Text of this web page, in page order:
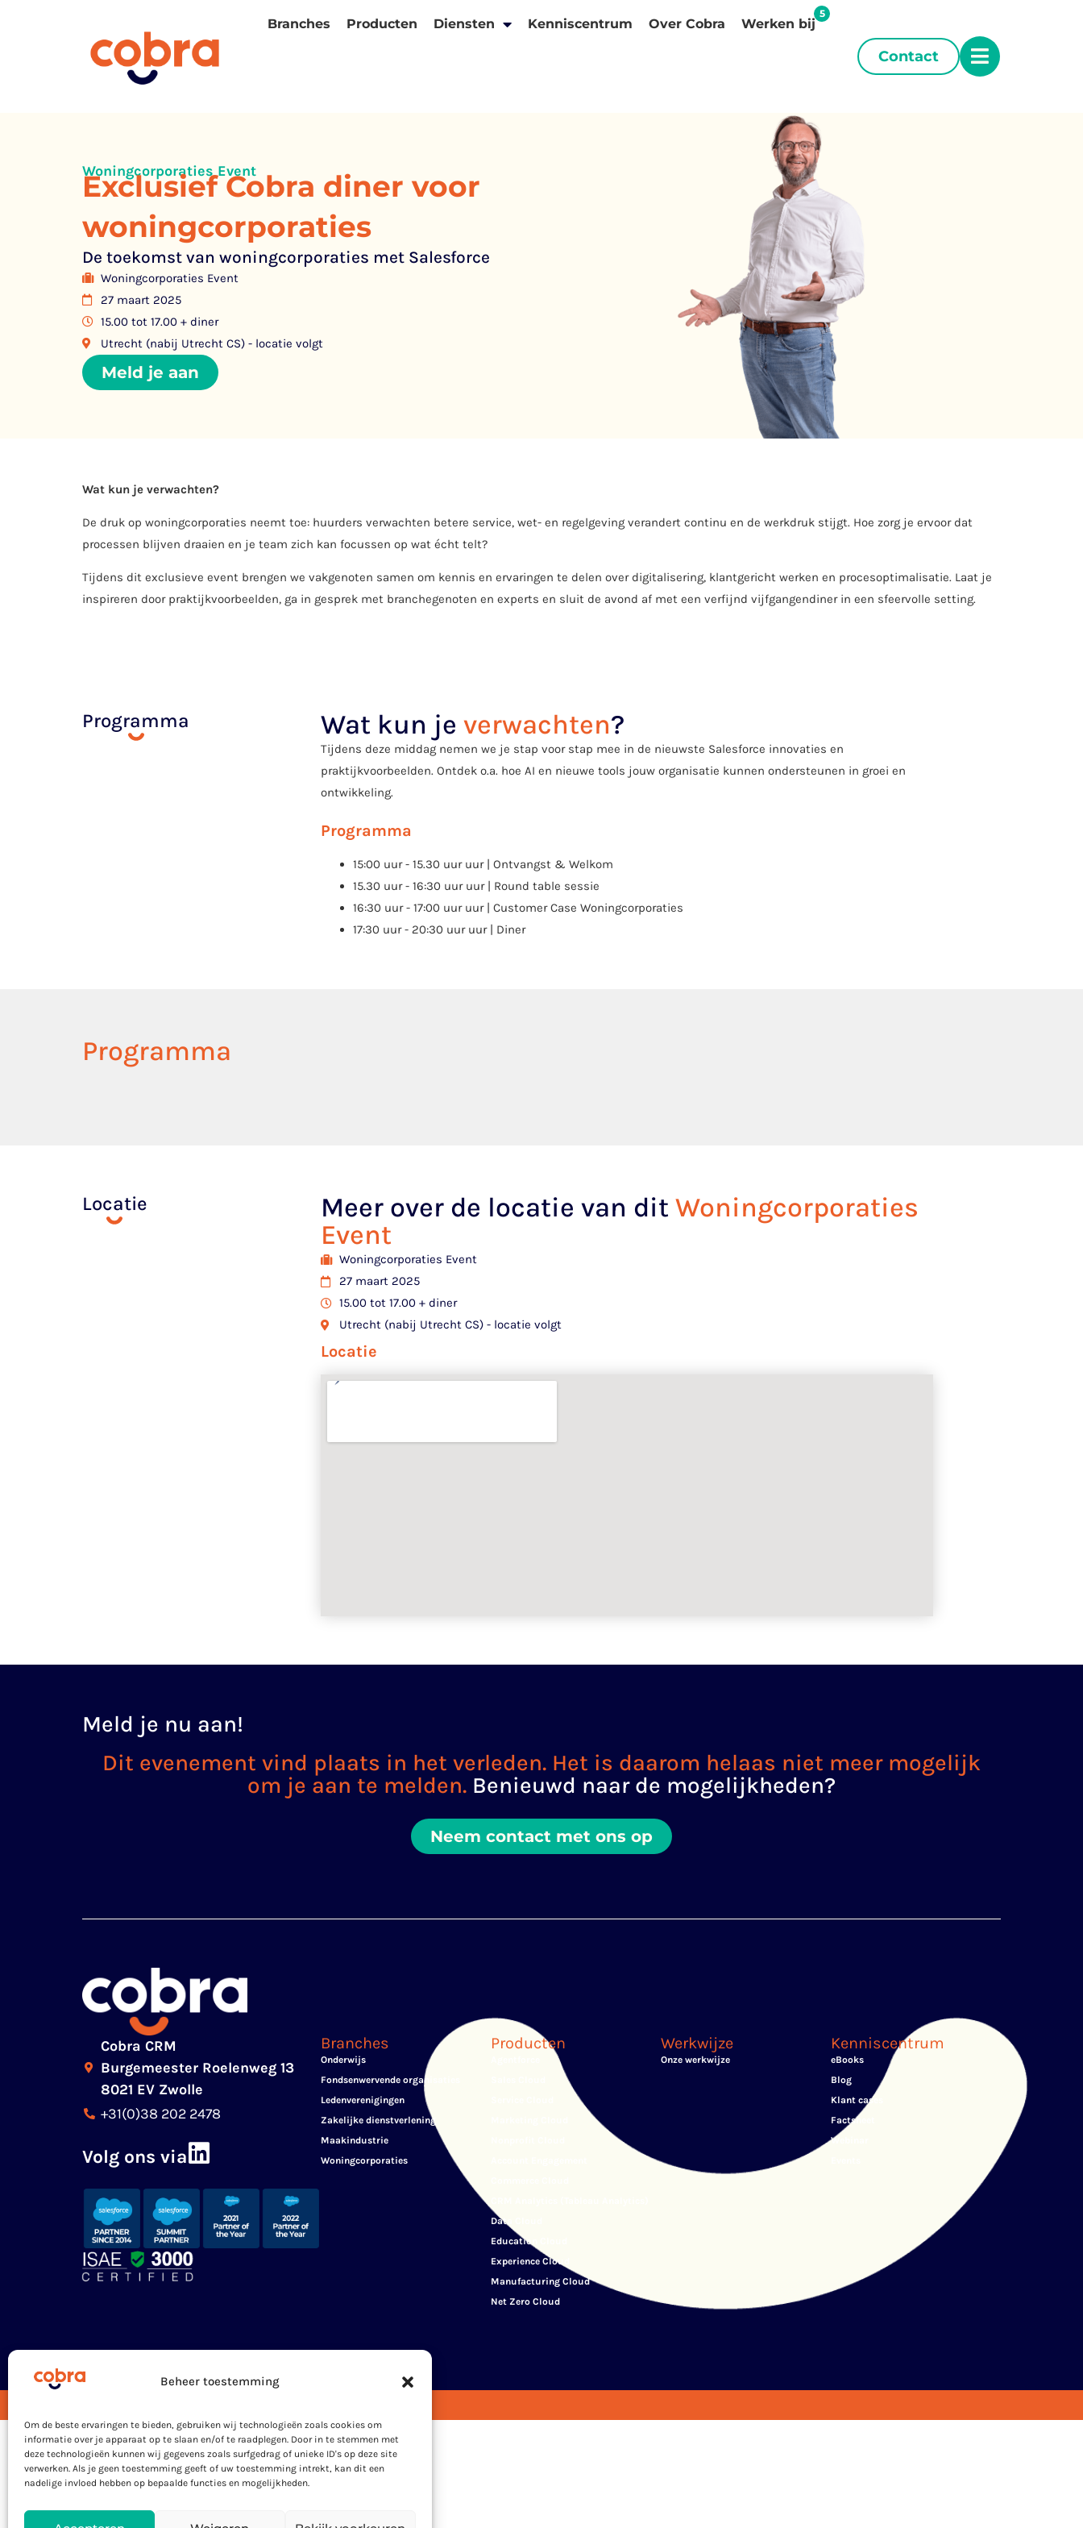
Beheer toestemming
Om de beste ervaringen te bieden, gebruiken wij technologieën zoals cookies om
informatie over je apparaat op te slaan en/of te raadplegen. Door in te stemmen met
deze technologieën kunnen wij gegevens zoals surfgedrag of unieke ID's op deze site
verwerken. Als je geen toestemming geeft of uw toestemming intrekt, kan dit een
nadelige invloed hebben op bepaalde functies en mogelijkheden.
Branches Producten Diensten Kenniscentrum Over Cobra Werken bij
Contact
Woningcorporaties Event
Exclusief Cobra diner voor
woningcorporaties
De toekomst van woningcorporaties met Salesforce
Woningcorporaties Event
27 maart 2025
15.00 tot 17.00 + diner
Utrecht (nabij Utrecht CS) - locatie volgt
Meld je aan
Wat kun je verwachten?
De druk op woningcorporaties neemt toe: huurders verwachten betere service, wet- en regelgeving verandert continu en de werkdruk stijgt. Hoe zorg je ervoor dat
processen blijven draaien en je team zich kan focussen op wat écht telt?
Tijdens dit exclusieve event brengen we vakgenoten samen om kennis en ervaringen te delen over digitalisering, klantgericht werken en procesoptimalisatie. Laat je
inspireren door praktijkvoorbeelden, ga in gesprek met branchegenoten en experts en sluit de avond af met een verfijnd vijfgangendiner in een sfeervolle setting.
Programma Wat kun jeverwachten?
Tijdens deze middag nemen we je stap voor stap mee in de nieuwste Salesforce innovaties en
praktijkvoorbeelden. Ontdek o.a. hoe AI en nieuwe tools jouw organisatie kunnen ondersteunen in groei en
ontwikkeling.
Programma
15:00 uur - 15.30 uur uur | Ontvangst & Welkom
15.30 uur - 16:30 uur uur | Round table sessie
16:30 uur - 17:00 uur uur | Customer Case Woningcorporaties
17:30 uur - 20:30 uur uur | Diner
Programma
Locatie Meer over de locatie van ditWoningcorporaties
Event
Woningcorporaties Event
27 maart 2025
15.00 tot 17.00 + diner
Utrecht (nabij Utrecht CS) - locatie volgt
Locatie
Meld je nu aan!
Dit evenement vind plaats in het verleden. Het is daarom helaas niet meer mogelijk
om je aan te melden. Benieuwd naar de mogelijkheden?
Neem contact met ons op
Cobra CRM
Burgemeester Roelenweg 13
8021 EV Zwolle
+31(0)38 202 2478
Volg ons via
Branches
Onderwijs
Fondsenwervende organisaties
Ledenverenigingen
Zakelijke dienstverlening
Maakindustrie
Woningcorporaties
Producten
Data Cloud
Education Cloud
Experience Cloud
Manufacturing Cloud
Net Zero Cloud
Werkwijze
Onze werkwijze
Kenniscentrum
eBooks
Blog
Klant cases
Factsheet
Webinar